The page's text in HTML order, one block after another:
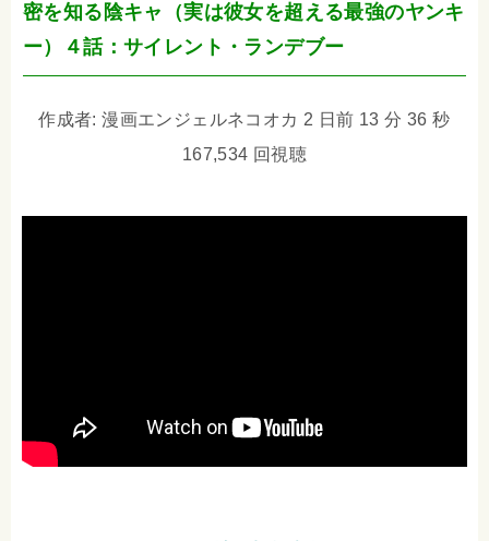
密を知る陰キャ（実は彼女を超える最強のヤンキ
ー）４話：サイレント・ランデブー
作成者: 漫画エンジェルネコオカ 2 日前 13 分 36 秒
167,534 回視聴